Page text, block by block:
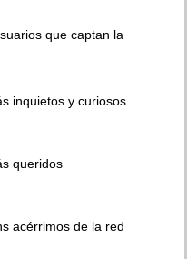
que captan la
inquietos y curiosos
queridos
acérrimos de la red